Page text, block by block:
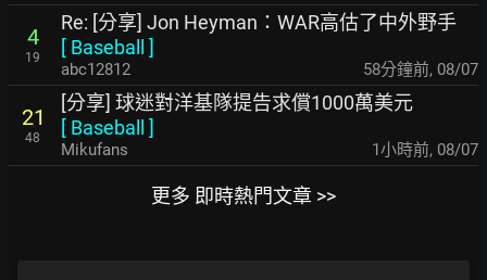
4
19
Re: [分享] Jon Heyman：WAR高估了中外野手
[ Baseball ]
abc12812 58分鐘前, 08/07
21
48
[分享] 球迷對洋基隊提告求償1000萬美元
[ Baseball ]
Mikufans 1小時前, 08/07
更多 即時熱門文章 >>